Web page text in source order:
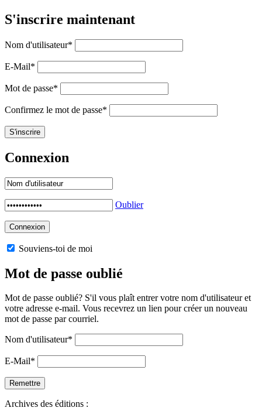
S'inscrire maintenant
Nom d'utilisateur*
E-Mail*
Mot de passe*
Confirmez le mot de passe*
Connexion
Oublier
Souviens-toi de moi
Mot de passe oublié
Mot de passe oublié? S'il vous plaît entrer votre nom d'utilisateur et
votre adresse e-mail. Vous recevrez un lien pour créer un nouveau
mot de passe par courriel.
Nom d'utilisateur*
E-Mail*
Archives des éditions :